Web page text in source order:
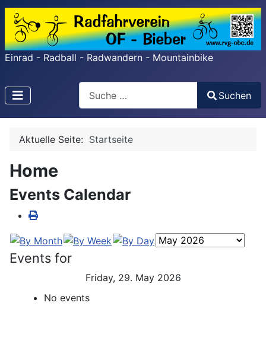
Einrad - Radball - Radwandern - Mountainbike
Search
Type 2 or more characters for results.
Suchen
Aktuelle Seite: Startseite
Home
Events Calendar
Events for
Friday, 29. May 2026
No events